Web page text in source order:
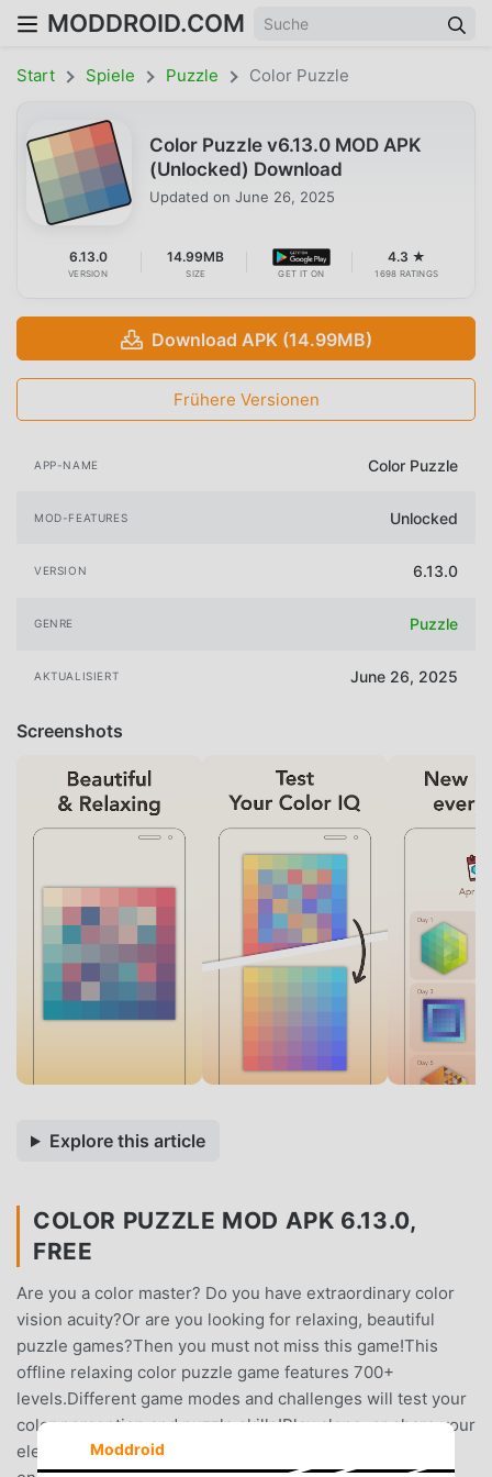
MODDROID.COM
Start Spiele Puzzle Color Puzzle
Color Puzzle v6.13.0 MOD APK
(Unlocked) Download
Updated on June 26, 2025
6.13.0
VERSION
14.99MB
SIZE GET IT ON
4.3 ★
1698 RATINGS
Download APK (14.99MB)
Frühere Versionen
APP-NAME Color Puzzle
MOD-FEATURES Unlocked
VERSION 6.13.0
GENRE Puzzle
AKTUALISIERT June 26, 2025
Screenshots
Explore this article
COLOR PUZZLE MOD APK 6.13.0,
FREE
Are you a color master? Do you have extraordinary color
vision acuity?Or are you looking for relaxing, beautiful
puzzle games?Then you must not miss this game!This
offline relaxing color puzzle game features 700+
levels.Different game modes and challenges will test your
color perception and puzzle skills!Play alone, or share your
elegant and relaxing hue puzzles with your loved
Moddroid